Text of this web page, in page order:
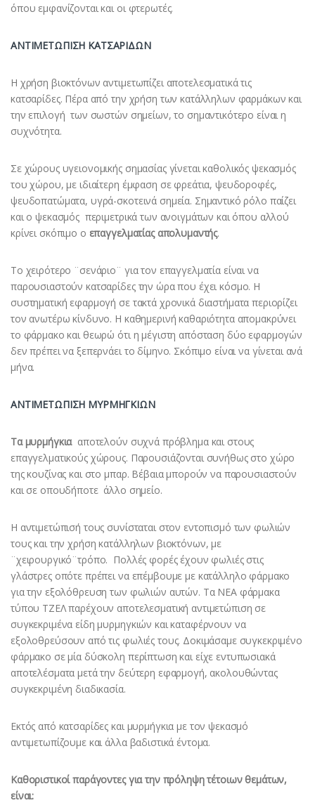
όπου εμφανίζονται και οι φτερωτές.
ΑΝΤΙΜΕΤΩΠΙΣΗ ΚΑΤΣΑΡΙΔΩΝ
Η χρήση βιοκτόνων αντιμετωπίζει αποτελεσματικά τις
κατσαρίδες. Πέρα από την χρήση των κατάλληλων φαρμάκων και
την επιλογή των σωστών σημείων, το σημαντικότερο είναι η
συχνότητα.
Σε χώρους υγειονομικής σημασίας γίνεται καθολικός ψεκασμός
του χώρου, με ιδιαίτερη έμφαση σε φρεάτια, ψευδοροφές,
ψευδοπατώματα, υγρά-σκοτεινά σημεία. Σημαντικό ρόλο παίζει
και ο ψεκασμός περιμετρικά των ανοιγμάτων και όπου αλλού
κρίνει σκόπιμο ο επαγγελματίας απολυμαντής.
Το χειρότερο ¨σενάριο¨ για τον επαγγελματία είναι να
παρουσιαστούν κατσαρίδες την ώρα που έχει κόσμο. Η
συστηματική εφαρμογή σε τακτά χρονικά διαστήματα περιορίζει
τον ανωτέρω κίνδυνο. Η καθημερινή καθαριότητα απομακρύνει
το φάρμακο και θεωρώ ότι η μέγιστη απόσταση δύο εφαρμογών
δεν πρέπει να ξεπερνάει το δίμηνο. Σκόπιμο είναι να γίνεται ανά
μήνα.
ΑΝΤΙΜΕΤΩΠΙΣΗ ΜΥΡΜΗΓΚΙΩΝ
Τα μυρμήγκιααποτελούν συχνά πρόβλημα και στους
επαγγελματικούς χώρους. Παρουσιάζονται συνήθως στο χώρο
της κουζίνας και στο μπαρ. Βέβαια μπορούν να παρουσιαστούν
και σε οπουδήποτε άλλο σημείο.
Η αντιμετώπισή τους συνίσταται στον εντοπισμό των φωλιών
τους και την χρήση κατάλληλων βιοκτόνων, με
¨χειρουργικό¨τρόπο. Πολλές φορές έχουν φωλιές στις
γλάστρες οπότε πρέπει να επέμβουμε με κατάλληλο φάρμακο
για την εξολόθρευση των φωλιών αυτών. Τα ΝΕΑ φάρμακα
τύπου ΤΖΕΛ παρέχουν αποτελεσματική αντιμετώπιση σε
συγκεκριμένα είδη μυρμηγκιών και καταφέρνουν να
εξολοθρεύσουν από τις φωλιές τους. Δοκιμάσαμε συγκεκριμένο
φάρμακο σε μία δύσκολη περίπτωση και είχε εντυπωσιακά
αποτελέσματα μετά την δεύτερη εφαρμογή, ακολουθώντας
συγκεκριμένη διαδικασία.
Εκτός από κατσαρίδες και μυρμήγκια με τον ψεκασμό
αντιμετωπίζουμε και άλλα βαδιστικά έντομα.
Καθοριστικοί παράγοντες για την πρόληψη τέτοιων θεμάτων,
είναι: